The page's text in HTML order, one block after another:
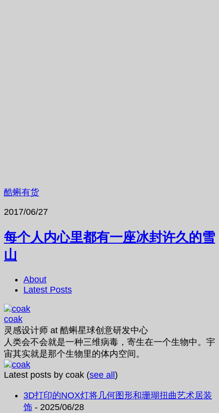
酷蝌有货
2017/06/27
每个人内心里都有一座冰封许久的雪
山
About
Latest Posts
coak
灵感设计师 at 酷蝌星球创意研发中心
人类会不会就是一种三维病毒，寄生在一个生物中。宇
宙其实就是那个生物里的体内空间。
Latest posts by coak (see all )
3D打印的NOX灯将几何图形和珊瑚扭曲艺术居装
饰 - 2025/06/28